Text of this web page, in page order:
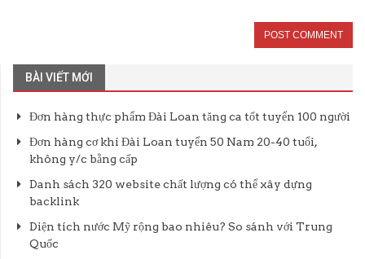
BÀI VIẾT MỚI
Đơn hàng thực phẩm Đài Loan tăng ca tốt tuyển 100 người
Đơn hàng cơ khí Đài Loan tuyển 50 Nam 20-40 tuổi,
không y/c bằng cấp
Danh sách 320 website chất lượng có thể xây dựng
backlink
Diện tích nước Mỹ rộng bao nhiêu? So sánh với Trung
Quốc